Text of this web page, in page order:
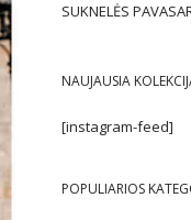
SUKNELĖS
NAUJAUSIA
[instagram-feed]
POPULIARIOS